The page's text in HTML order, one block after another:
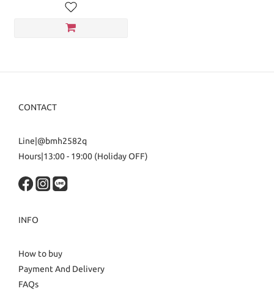
CONTACT
Line|@bmh2582q
Hours|13:00 - 19:00 (Holiday OFF)
INFO
How to buy
Payment And Delivery
FAQs